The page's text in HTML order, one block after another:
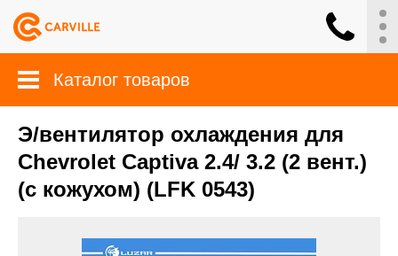
Каталог товаров
Э/вентилятор охлаждения для
Chevrolet Captiva 2.4/ 3.2 (2 вент.)
(с кожухом) (LFK 0543)